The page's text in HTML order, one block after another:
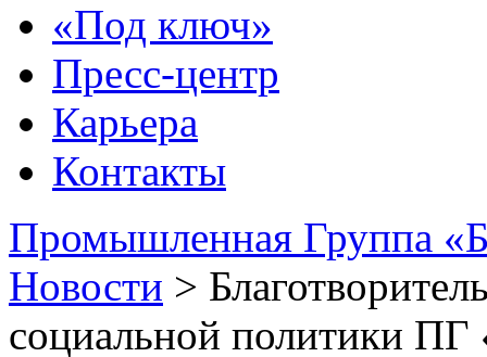
«Под ключ»
Пресс-центр
Карьера
Контакты
Промышленная Группа
Новости >
социальной политики ПГ